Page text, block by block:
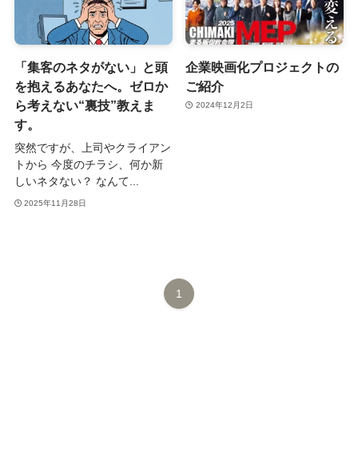
「集客のネタがない」と頭
を抱えるあなたへ。ゼロか
ら考えない“裏技”教えま
す。
突然ですが、上司やクライアン
トから 今度のチラシ、何か新
しいネタない？ なんて...
2025年11月28日
企業映画化プロジェクトの
ご紹介
2024年12月2日
1